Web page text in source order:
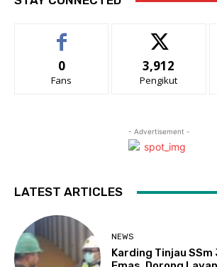
0
Fans
3,912
Pengikut
- Advertisement -
LATEST ARTICLES
NEWS
Karding Tinjau SSm